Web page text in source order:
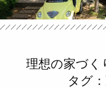
理想の家づく
タグ